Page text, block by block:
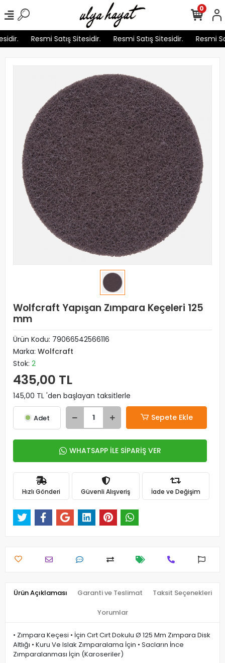
Resmi Satış Sitesidir. Resmi Satış Sitesidir. Resmi
0
Wolfcraft Yapışan Zımpara Keçeleri 125
mm
Ürün Kodu: 79066542566116
Marka: Wolfcraft
Stok: 2
435,00 TL
145,00 TL 'den başlayan taksitlerle
Adet Sepete Ekle
WHATSAPP İLE SİPARİŞ VER
Hızlı Gönderi Güvenli Alışveriş İade ve Değişim
Ürün Açıklaması Garanti ve Teslimat Taksit Seçenekleri
Yorumlar
• Zımpara Keçesi • İçin Cırt Cırt Dokulu Ø 125 Mm Zımpara Disk
Altlığı • Kuru Ve Islak Zımparalama İçin • Sacların İnce
Zımparalanması İçin (Karoseriler)